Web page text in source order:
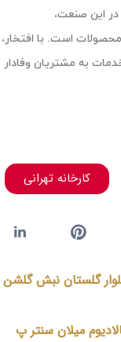
در این صنعت،
است. با افتخار،
به مشتریان وفادار
کارخانه تهرانی
گلستان نبش گلشن
میلان سنتر پ